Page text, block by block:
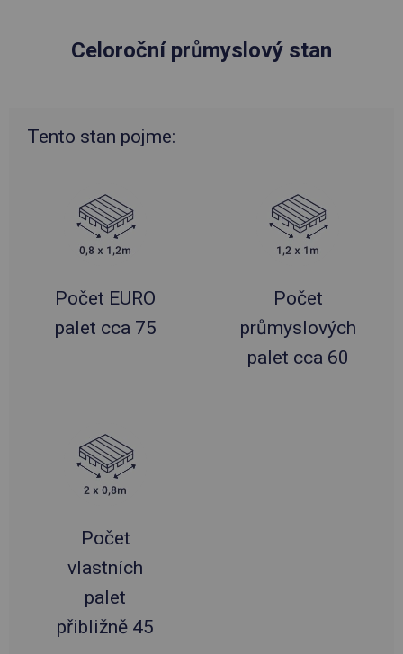
Celoroční průmyslový stan
Tento stan pojme:
Počet EURO
palet cca 75
Počet
průmyslových
palet cca 60
Počet
vlastních
palet
přibližně 45